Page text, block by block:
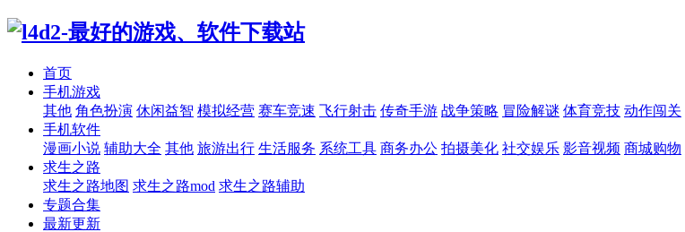
首页
手机游戏
其他 角色扮演 休闲益智 模拟经营 赛车竞速 飞行射击 传奇手游 战争策略 冒险解谜 体育竞技 动作闯关
手机软件
漫画小说 辅助大全 其他 旅游出行 生活服务 系统工具 商务办公 拍摄美化 社交娱乐 影音视频 商城购物
求生之路
求生之路地图 求生之路mod 求生之路辅助
专题合集
最新更新